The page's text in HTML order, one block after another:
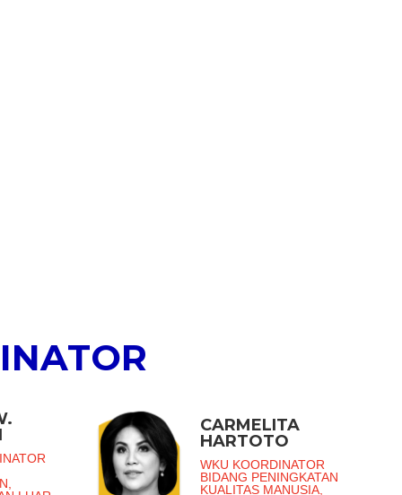
CARMELITA
HARTOTO
WKU KOORDINATOR
BIDANG PENINGKATAN
KUALITAS MANUSIA,